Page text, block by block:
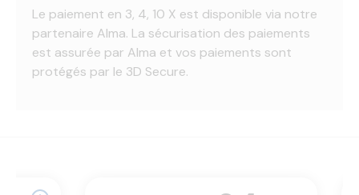
Le paiement en 3, 4, 10 X est disponible via notre
partenaire Alma. La sécurisation des paiements
est assurée par Alma et vos paiements sont
protégés par le 3D Secure.